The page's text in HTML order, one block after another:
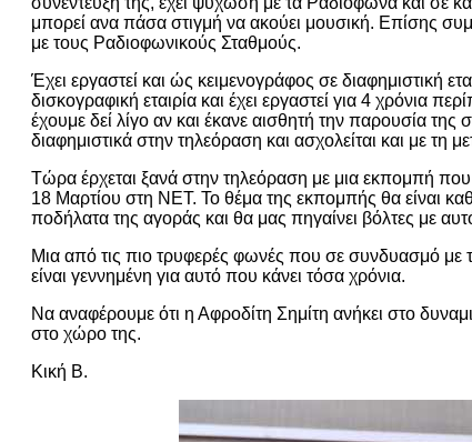
μπορεί ανα πάσα στιγμή να ακούει μουσική. Επίσης
με τους Ραδιοφωνικούς Σταθμούς.
Έχει εργαστεί και ώς κειμενογράφος σε διαφημιστική
δισκογραφική εταιρία και έχει εργαστεί για 4 χρόνια
έχουμε δεί λίγο αν και έκανε αισθητή την παρουσία
διαφημιστικά στην τηλεόραση και ασχολείται και με τη
Τώρα έρχεται ξανά στην τηλεόραση με μια εκπομπή
18 Μαρτίου στη ΝΕΤ. Το θέμα της εκπομπής θα είναι
ποδήλατα της αγοράς και θα μας πηγαίνει βόλτες με
Μια από τις πιο τρυφερές φωνές που σε συνδυασμό με
είναι γεννημένη για αυτό που κάνει τόσα χρόνια.
Να αναφέρουμε ότι η Αφροδίτη Σημίτη ανήκει στο
στο χώρο της.
Κική Β.